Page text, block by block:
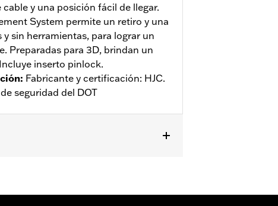
y una posición fácil de llegar.
System permite un retiro y una
sin herramientas, para lograr un
Preparadas para 3D, brindan un
inserto pinlock.
: Fabricante y certificación: HJC.
seguridad del DOT